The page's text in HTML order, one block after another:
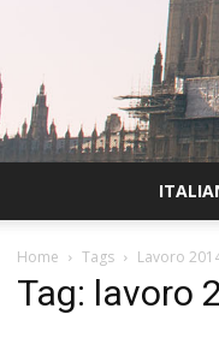
Home Tags Lavoro
Tag: lavoro